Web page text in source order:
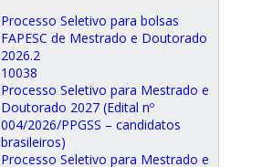
Processo Seletivo para bolsas
FAPESC de Mestrado e Doutorado
2026.2
10038
Processo Seletivo para Mestrado e
Doutorado 2027 (Edital nº
004/2026/PPGSS – candidatos
brasileiros)
Processo Seletivo para Mestrado e